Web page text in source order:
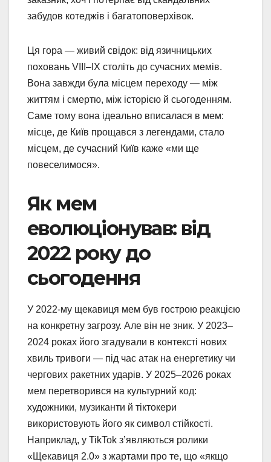
забудов котеджів і багатоповерхівок.
Ця гора — живий свідок: від язичницьких
поховань VIII–IX століть до сучасних мемів.
Вона завжди була місцем переходу — між
життям і смертю, між історією й сьогоденням.
Саме тому вона ідеально вписалася в мем:
місце, де Київ прощався з легендами, стало
місцем, де сучасний Київ каже «ми ще
повеселимося».
Як мем
еволюціонував: від
2022 року до
сьогодення
У 2022-му щекавиця мем був гострою реакцією
на конкретну загрозу. Але він не зник. У 2023–
2024 роках його згадували в контексті нових
хвиль тривоги — під час атак на енергетику чи
чергових ракетних ударів. У 2025–2026 роках
мем перетворився на культурний код:
художники, музиканти й тіктокери
використовують його як символ стійкості.
Наприклад, у TikTok з’являються ролики
«Щекавиця 2.0» з жартами про те, що «якщо